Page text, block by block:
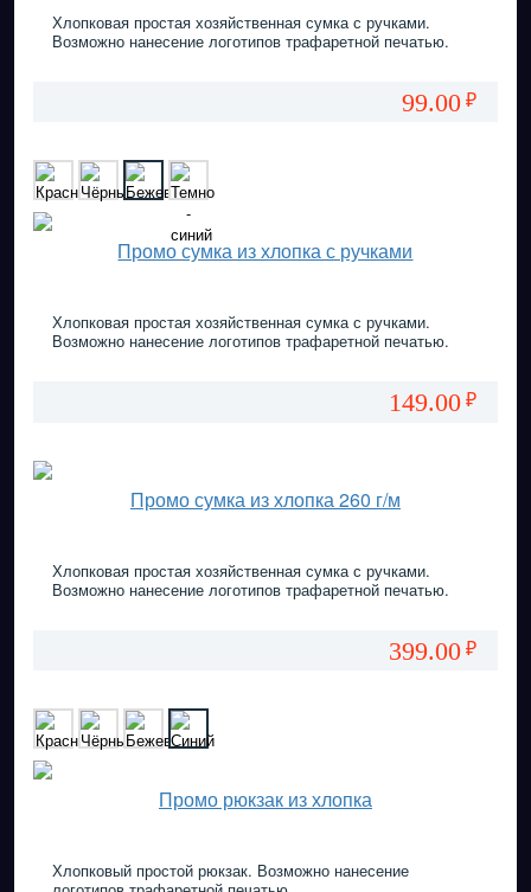
Хлопковая простая хозяйственная сумка с ручками.
Возможно нанесение логотипов трафаретной печатью.
99.00 ₽
Промо сумка из хлопка с ручками
Хлопковая простая хозяйственная сумка с ручками.
Возможно нанесение логотипов трафаретной печатью.
149.00 ₽
Промо сумка из хлопка 260 г/м
Хлопковая простая хозяйственная сумка с ручками.
Возможно нанесение логотипов трафаретной печатью.
399.00 ₽
Промо рюкзак из хлопка
Хлопковый простой рюкзак. Возможно нанесение